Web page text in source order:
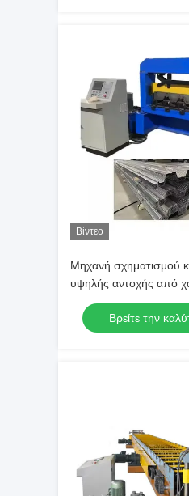
Βίντεο
Μηχανή σχηματισμού
υψηλής αντοχής από
Βρείτε την